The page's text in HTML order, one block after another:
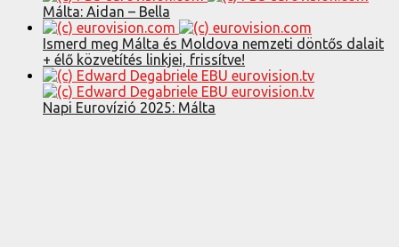
Málta: Aidan – Bella
Ismerd meg Málta és Moldova nemzeti döntős dalait
+ élő közvetítés linkjei, frissítve!
Napi Eurovízió 2025: Málta